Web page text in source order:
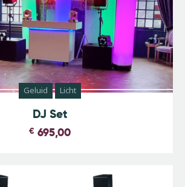
Geluid Licht
DJ Set
€ 695,00